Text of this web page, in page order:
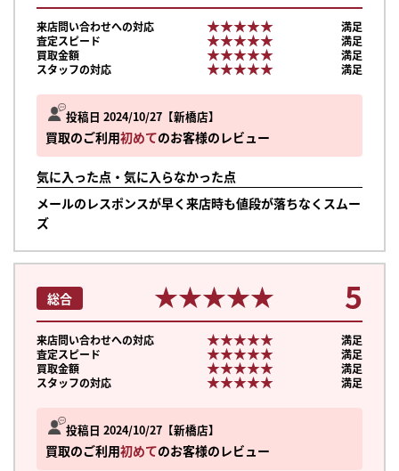
投稿日 2024/10/27 新橋店
買取のご利用初めてのお客様のレビュー
気に入った点・気に入らなかった点
メールのレスポンスが早く来店時も値段が落ちなくスムー
ズ
来店問い合わせへの対応 ★★★★★
★★★★★
満足
査定スピード
★★★★★
★★★★★
満足
買取金額
★★★★★
★★★★★
満足
スタッフの対応
★★★★★
★★★★★ 満足
投稿日 2024/10/27 新橋店
買取のご利用初めてのお客様のレビュー
総合 ★★★★★
★★★★★ 5
来店問い合わせへの対応 ★★★★★
★★★★★
満足
査定スピード
★★★★★
★★★★★
満足
買取金額
★★★★★
★★★★★
満足
スタッフの対応
★★★★★
★★★★★ 満足